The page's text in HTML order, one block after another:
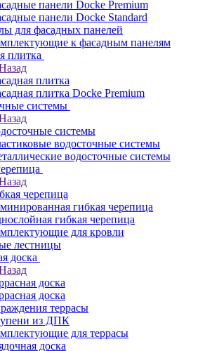
панели Docke Premium
панели Docke Standard
для фасадных панелей
к фасадным панелям
плитка
плитка
плитка Docke Premium
системы
системы
водосточные системы
водосточные системы
черепица
гибкая черепица
гибкая черепица
для кровли
лестницы
доска
доска
доска
террасы
из ДПК
для террасы
доска